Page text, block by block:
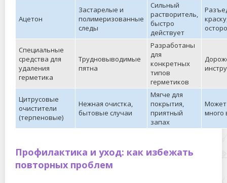
Ацетон
Застарелые и
полимеризованные
следы
Сильный
растворитель,
быстро
действует
Специальные
средства для
удаления
герметика
Трудновыводимые
пятна
Разработаны
для
конкретных
типов
герметиков
Цитрусовые
очистители
(терпеновые)
Нежная очистка,
бытовые случаи
Мягче для
покрытия,
приятный
запах
Может
много
Профилактика и уход: как избежать
повторных проблем